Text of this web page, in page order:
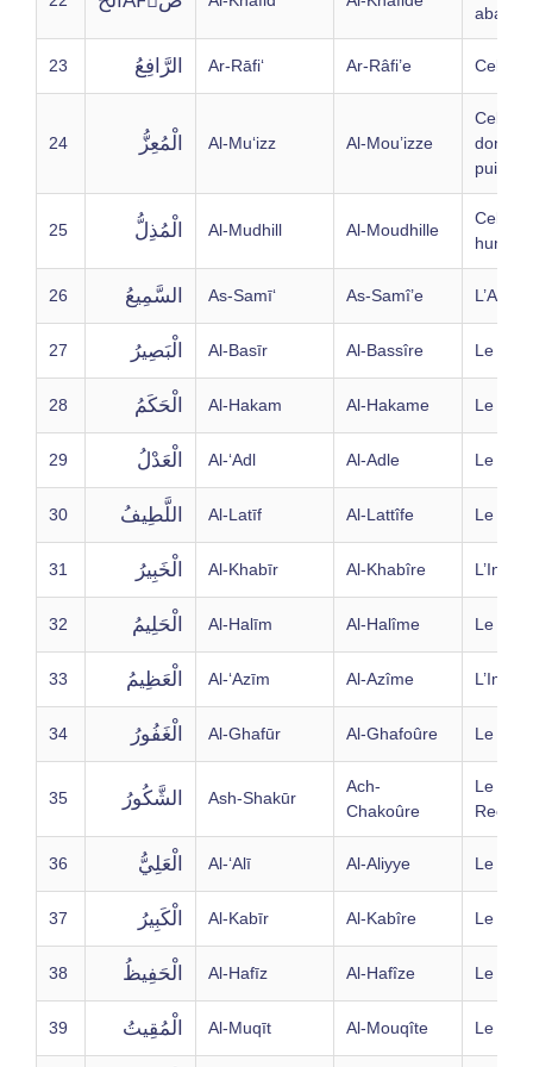
abaisse
23 الرَّافِعُ Ar-Rāfi‘ Ar-Râfi’e Celui
24 الْمُعِزُّ Al-Mu‘izz Al-Mou’izze
Celui
donne
25 الْمُذِلُّ Al-Mudhill Al-Moudhille
Celui
humilie
26 السَّمِيعُ As-Samī‘ As-Samî’e
27 الْبَصِيرُ Al-Basīr Al-Bassîre Le
28 الْحَكَمُ Al-Hakam Al-Hakame Le
29 الْعَدْلُ Al-‘Adl Al-Adle Le
30 اللَّطِيفُ Al-Latīf Al-Lattîfe Le
31 الْخَبِيرُ Al-Khabīr Al-Khabîre
32 الْحَلِيمُ Al-Halīm Al-Halîme Le
33 الْعَظِيمُ Al-‘Azīm Al-Azîme
34 الْغَفُورُ Al-Ghafūr Al-Ghafoûre Le
35 الشَّكُورُ Ash-Shakūr
Ach-
Chakoûre
Le
36 الْعَلِيُّ Al-‘Alī Al-Aliyye Le
37 الْكَبِيرُ Al-Kabīr Al-Kabîre Le
38 الْحَفِيظُ Al-Hafīz Al-Hafîze Le
39 الْمُقِيتُ Al-Muqīt Al-Mouqîte Le